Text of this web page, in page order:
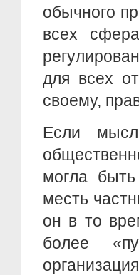
обычного
всех
для всех
своему,
Если
могла
месть
он в то
более